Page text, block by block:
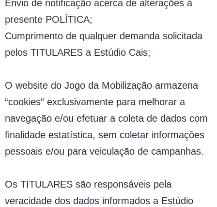
Envio de notificação acerca de alterações à
presente POLÍTICA;
Cumprimento de qualquer demanda solicitada
pelos TITULARES a Estúdio Cais;
O website do Jogo da Mobilização armazena
“cookies” exclusivamente para melhorar a
navegação e/ou efetuar a coleta de dados com
finalidade estatística, sem coletar informações
pessoais e/ou para veiculação de campanhas.
Os TITULARES são responsáveis pela
veracidade dos dados informados a Estúdio